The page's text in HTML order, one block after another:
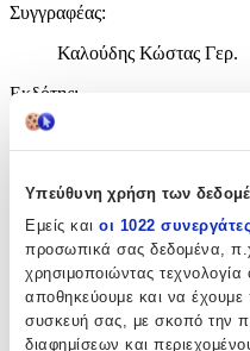
Υπεύθυνη χρήση των
Εμείς και οι 1022
προσωπικά σας δεδομένα,
χρησιμοποιώντας
αποθηκεύουμε και να
συσκευή σας, με σκοπό την
διαφημίσεων και
Συγγραφέας:
Καλούδης Κώστας Γερ.
Εκδότης:
ISBN:
9789603950523